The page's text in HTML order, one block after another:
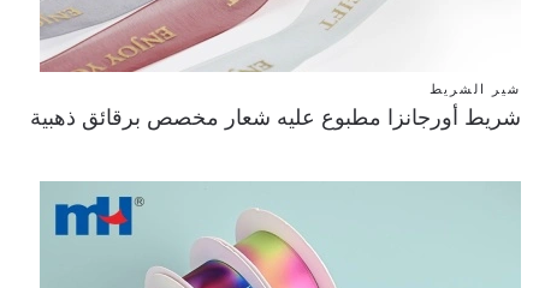
شير الشريط
شريط أورجانزا مطبوع عليه شعار مخصص برقائق ذهبية